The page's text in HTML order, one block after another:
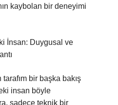
kaybolan bir deneyimi
İnsan: Duygusal ve
bir başka bakış
insan böyle
sadece teknik bir